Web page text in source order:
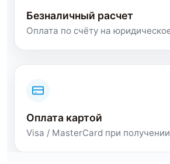
Безналичный расчет
Оплата по счёту на
Оплата картой
Visa / MasterCard при получении